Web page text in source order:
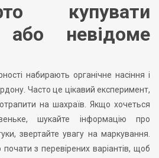
купувати
або невідоме
набирають органічне насіння і
Часто це цікавий експеримент,
на шахраїв. Якщо хочеться
шукайте інформацію про
звертайте увагу на маркування.
з перевірених варіантів, щоб